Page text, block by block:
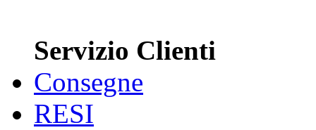
Servizio Clienti
Consegne
RESI